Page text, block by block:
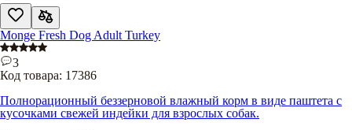
Monge Fresh Dog Adult Turkey
3
Код товара: 17386
Полнорационный беззерновой влажный корм в виде паштета с
кусочками свежей индейки для взрослых собак.